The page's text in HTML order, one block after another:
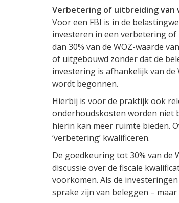
Verbetering of uitbreiding van
Voor een FBI is in de
investeren in een verbetering
dan 30% van de WOZ-waarde
of uitgebouwd zonder dat de
investering is afhankelijk van de
wordt begonnen.
Hierbij is voor de praktijk ook
onderhoudskosten worden niet
hierin kan meer ruimte bieden.
‘verbetering’ kwalificeren.
De goedkeuring tot 30% van de
discussie over de fiscale
voorkomen. Als de
sprake zijn van beleggen –